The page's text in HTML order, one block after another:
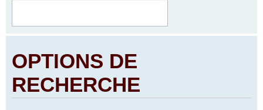
OPTIONS DE
RECHERCHE